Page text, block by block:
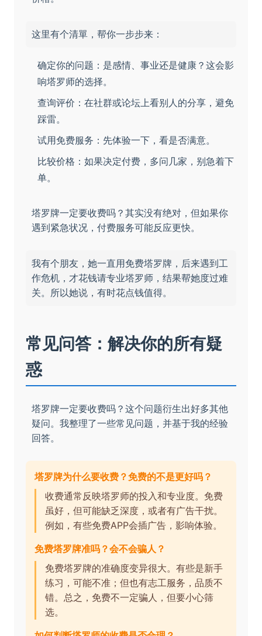
这里有个清單，帮你一步步来：
确定你的问题：是感情、事业还是健康？这会影
响塔罗师的选择。
查询评价：在社群或论坛上看别人的分享，避免
踩雷。
试用免费服务：先体验一下，看是否满意。
比较价格：如果决定付费，多问几家，别急着下
单。
塔罗牌一定要收费吗？其实没有绝对，但如果你
遇到紧急状况，付费服务可能反应更快。
我有个朋友，她一直用免费塔罗牌，后来遇到工
作危机，才花钱请专业塔罗师，结果帮她度过难
关。所以她说，有时花点钱值得。
常见问答：解决你的所有疑
惑
塔罗牌一定要收费吗？这个问题衍生出好多其他
疑问。我整理了一些常见问题，并基于我的经验
回答。
塔罗牌为什么要收费？免费的不是更好吗？
收费通常反映塔罗师的投入和专业度。免费
虽好，但可能缺乏深度，或者有广告干扰。
例如，有些免费APP会插广告，影响体验。
免费塔罗牌准吗？会不会骗人？
免费塔罗牌的准确度变异很大。有些是新手
练习，可能不准；但也有志工服务，品质不
错。总之，免费不一定骗人，但要小心筛
选。